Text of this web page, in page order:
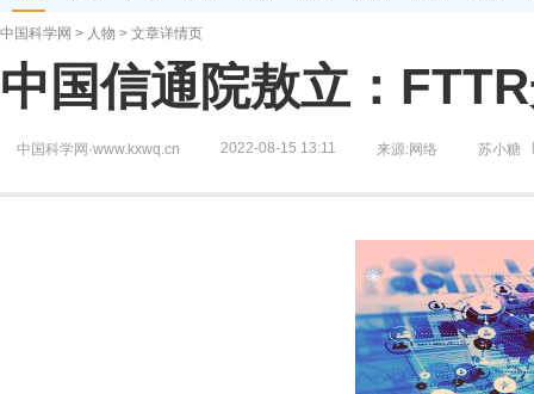
中国科学网 > 人物 > 文章详情页
中国信通院敖立：
中国科学网·www.kxwq.cn 2022-08-15 13:11 来源:网络 苏小糖